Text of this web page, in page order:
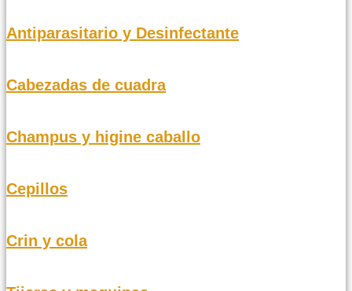
Antiparasitario y Desinfectante
Cabezadas de cuadra
Champus y higine caballo
Cepillos
Crin y cola